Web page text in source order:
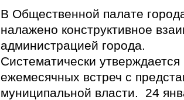
В Общественной палате
налажено конструктивное
администрацией города.
Систематически утверждается
ежемесячных встреч с
муниципальной власти. 24